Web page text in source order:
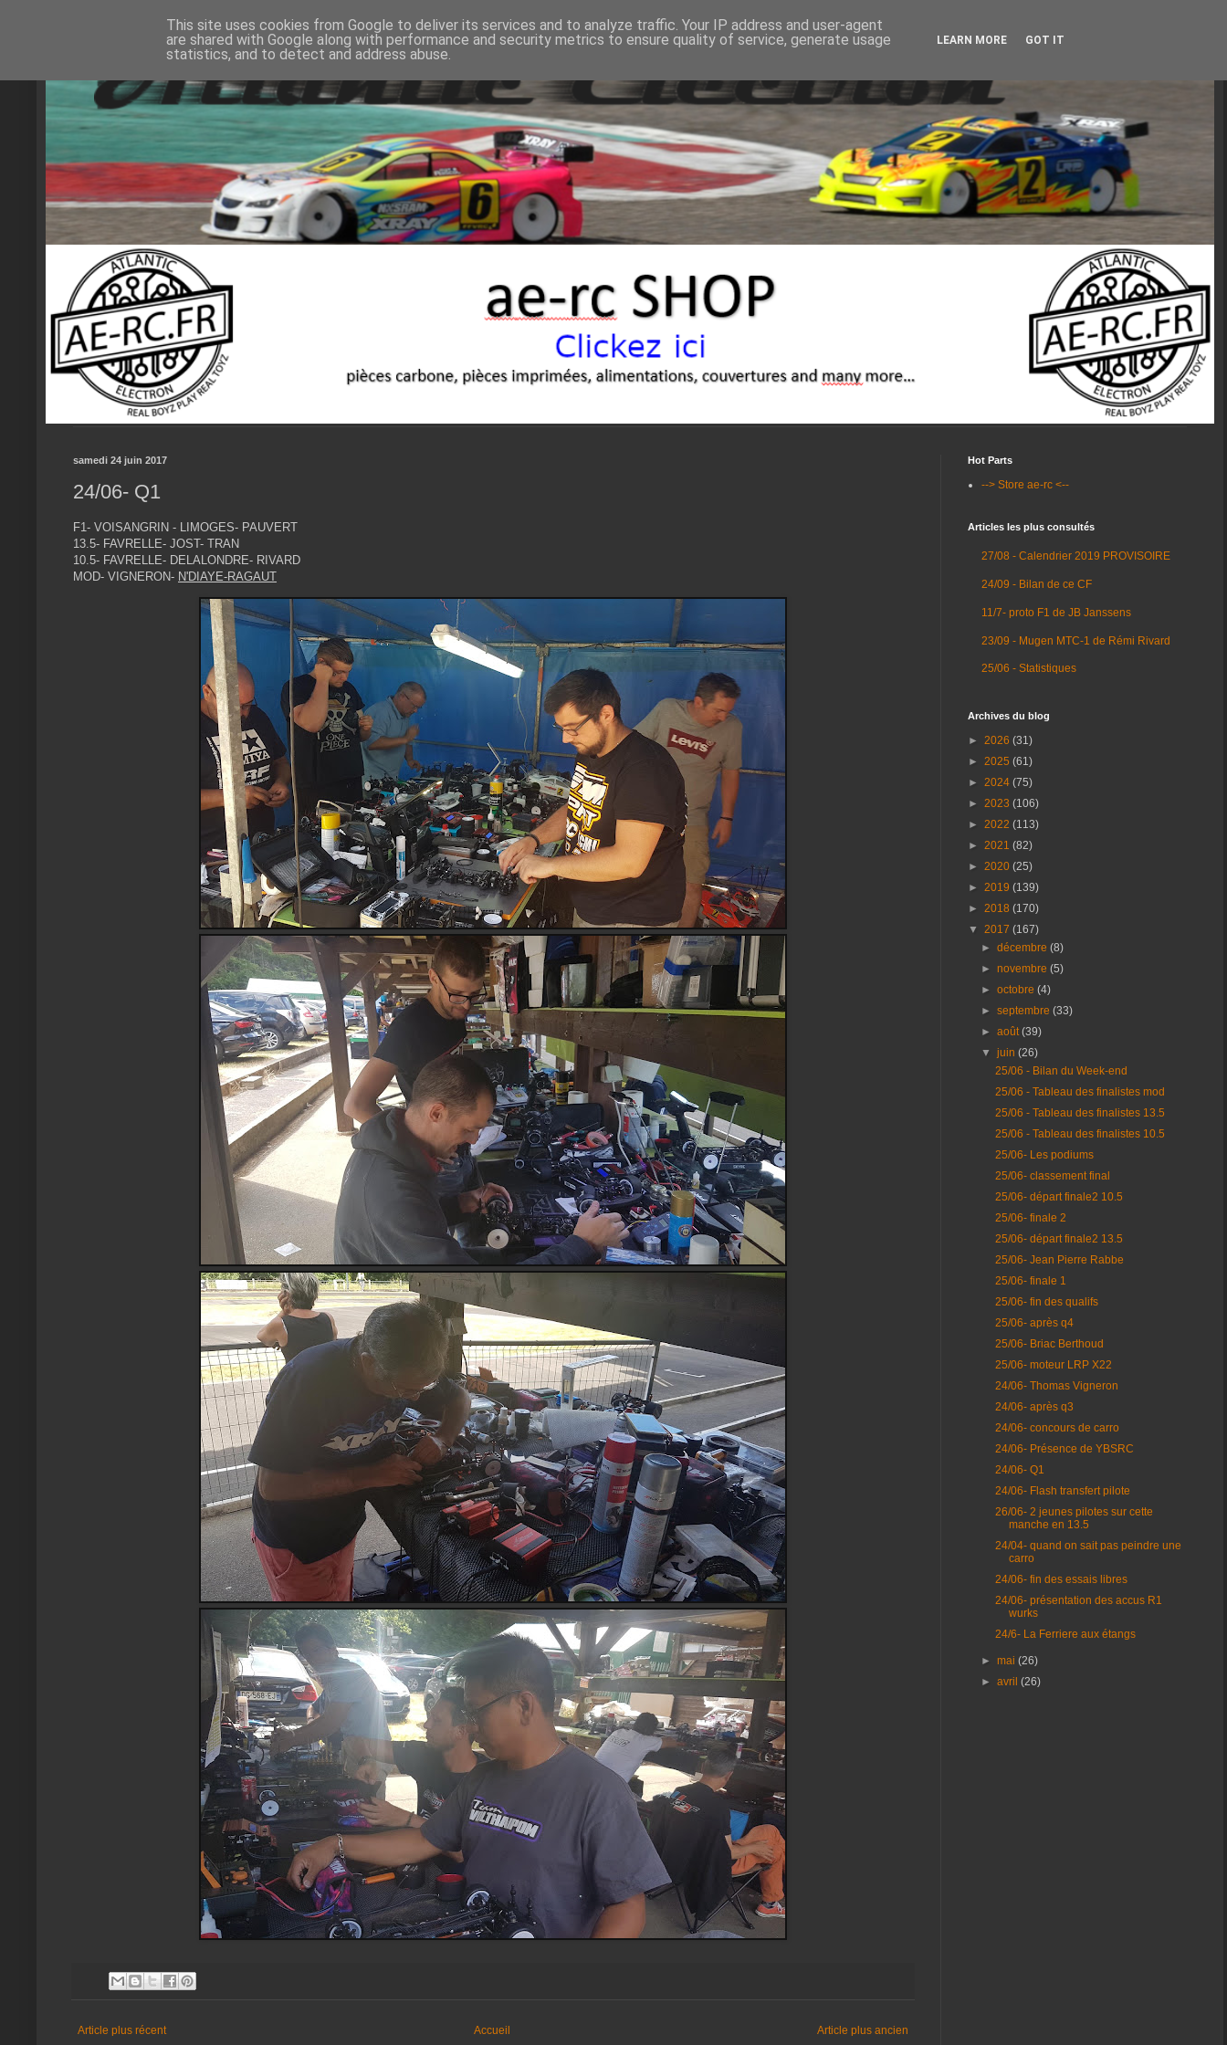
samedi 24 juin 2017
24/06- Q1
F1- VOISANGRIN - LIMOGES- PAUVERT
13.5- FAVRELLE- JOST- TRAN
10.5- FAVRELLE- DELALONDRE- RIVARD
MOD- VIGNERON- N'DIAYE-RAGAUT
Article plus récent Article plus ancien
Accueil
Hot Parts
--> Store ae-rc <--
Articles les plus consultés
27/08 - Calendrier 2019 PROVISOIRE
24/09 - Bilan de ce CF
11/7- proto F1 de JB Janssens
23/09 - Mugen MTC-1 de Rémi Rivard
25/06 - Statistiques
Archives du blog
► 2026 (31)
► 2025 (61)
► 2024 (75)
► 2023 (106)
► 2022 (113)
► 2021 (82)
► 2020 (25)
► 2019 (139)
► 2018 (170)
▼ 2017 (167)
►décembre(8)
►novembre(5)
►octobre(4)
►septembre(33)
►août(39)
▼juin(26)
25/06 - Bilan du Week-end
25/06 - Tableau des finalistes mod
25/06 - Tableau des finalistes 13.5
25/06 - Tableau des finalistes 10.5
25/06- Les podiums
25/06- classement final
25/06- départ finale2 10.5
25/06- finale 2
25/06- départ finale2 13.5
25/06- Jean Pierre Rabbe
25/06- finale 1
25/06- fin des qualifs
25/06- après q4
25/06- Briac Berthoud
25/06- moteur LRP X22
24/06- Thomas Vigneron
24/06- après q3
24/06- concours de carro
24/06- Présence de YBSRC
24/06- Q1
24/06- Flash transfert pilote
26/06- 2 jeunes pilotes sur cette
manche en 13.5
24/04- quand on sait pas peindre une
carro
24/06- fin des essais libres
24/06- présentation des accus R1
wurks
24/6- La Ferriere aux étangs
►mai(26)
►avril(26)
This site uses cookies from Google to deliver its services and to analyze traffic. Your IP address and user-agent
are shared with Google along with performance and security metrics to ensure quality of service, generate usage
statistics, and to detect and address abuse.
LEARN MORE GOT IT